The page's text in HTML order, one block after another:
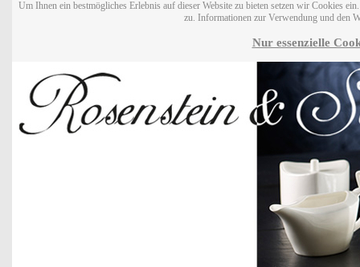
Um Ihnen ein bestmögliches Erlebnis auf dieser Website zu bieten setzen wir Cookies
zu. Informationen zur Verwendung und den
Nur essenzielle